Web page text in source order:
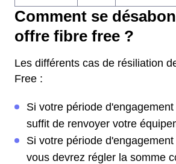
Comment se
offre fibre free ?
Les différents cas de résiliation
Free :
Si votre période
suffit de renvoyer votre
Si votre période
vous devrez régler la somme